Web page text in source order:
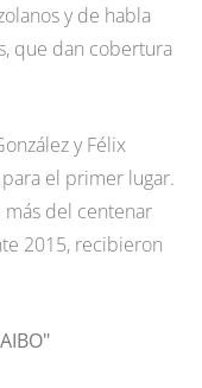
y de habla
que dan cobertura
y Félix
el primer lugar.
más del centenar
2015, recibieron